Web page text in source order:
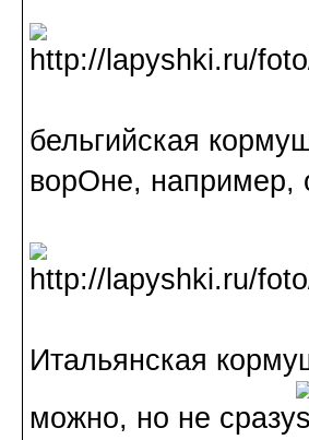
бельгийская
ворОне, например,
Итальянская
можно, но не сразу